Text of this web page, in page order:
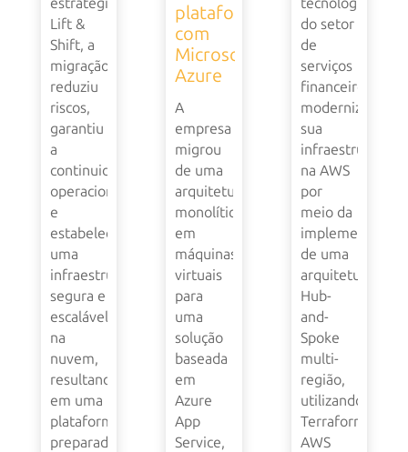
Lift &
Shift, a
migração
reduziu
riscos,
garantiu
a
continuidade
operacional
e
estabeleceu
uma
infraestrutura
segura e
escalável
na
nuvem,
resultando
em uma
plataforma
preparada
plataforma
com
Microsoft
Azure
A
empresa
migrou
de uma
arquitetura
monolítica
em
máquinas
virtuais
para
uma
solução
baseada
em
Azure
App
Service,
do setor
de
serviços
financeiros
modernizou
sua
infraestrutura
na AWS
por
meio da
implementação
de uma
arquitetura
Hub-
and-
Spoke
multi-
região,
utilizando
Terraform,
AWS